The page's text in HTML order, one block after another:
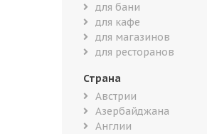
для бани
для кафе
для магазинов
для ресторанов
Страна
Австрии
Азербайджана
Англии